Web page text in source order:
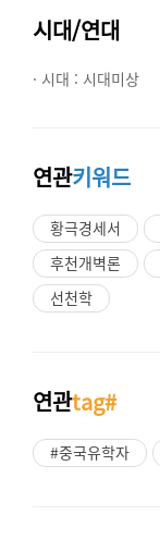
시대/연대
· 시대 : 시대미상
연관키워드
황극경세서
후천개벽론
선천학
연관tag#
#중국유학자